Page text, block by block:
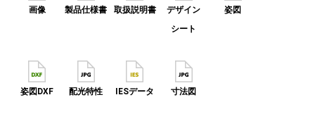
画像 製品仕様書 取扱説明書
デザイン
シート
姿図
姿図DXF 配光特性 IESデータ 寸法図